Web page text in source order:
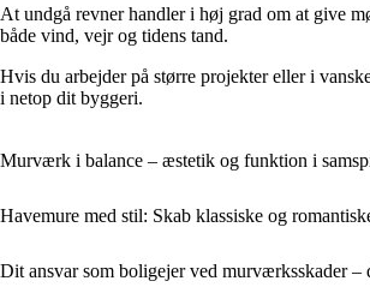
At undgå revner handler i høj grad om at give
både vind, vejr og tidens tand.
Hvis du arbejder på større projekter eller i
i netop dit byggeri.
Murværk i balance – æstetik og funktion i
Havemure med stil: Skab klassiske og
Dit ansvar som boligejer ved murværksskader –